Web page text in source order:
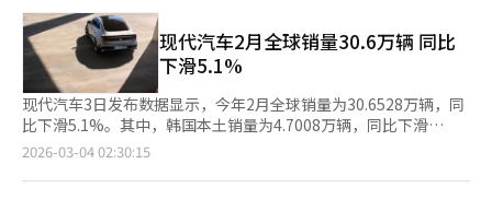
行“早鸟通行证”预告活动，参与者将优先获得详细产品信息和试
驾车相关信息。抽签活动中，购车客户有机会赢得奖品。现代汽车
相关人士表示：“全新Grandeur在整体产品上大幅应用了新配
置，精致的细节处理使其以新车级别的完成度呈现，作为旗舰轿
车，将为期待高端体验的客户提供更高层次的移动体验。”※ 本
报道经人工智能（AI）系统翻译与编辑。
Tucson 3915辆，Kona 4104辆，Casper 1804辆。此外，Porter
销量为5955辆，Staria为2797辆，中大型巴士和卡车共售出1488
辆。豪华品牌Genesis销量为1.0446万辆，包括G80 4001辆，
GV80 2538辆，GV70 2981辆。上月海外市场销量同比下降
2.4%，为29.6909万辆。今年第一季度，环保车销量创下历史新
高，总计6.0214万辆，其中电动车为1.904万辆，混合动力车为
3.9597万辆。现代汽车相关人士表示，由于地缘政治风险扩大等因
素，经营环境不利。公司将继续推出具有优秀商品力的新车，扩大
市场份额，并加强符合当地需求和政策的销售和生产体系，努力成
现代汽车2月全球销量30.6万辆 同比
下滑5.1%
现代汽车3日发布数据显示，今年2月全球销量为30.6528万辆，同
比下滑5.1%。其中，韩国本土销量为4.7008万辆，同比下滑
17.8%；海外销量为25.952万辆，同比下滑2.3%。 韩国市场方
辆，雅尊（Grandeur）售出3933辆，伊兰特（Avante）售出
2026-03-04 02:30:15
页